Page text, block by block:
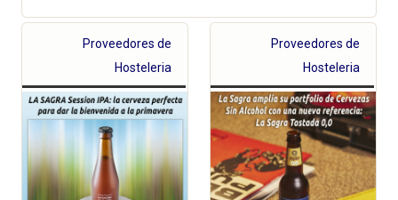
Proveedores de
Hosteleria
Proveedores de
Hosteleria